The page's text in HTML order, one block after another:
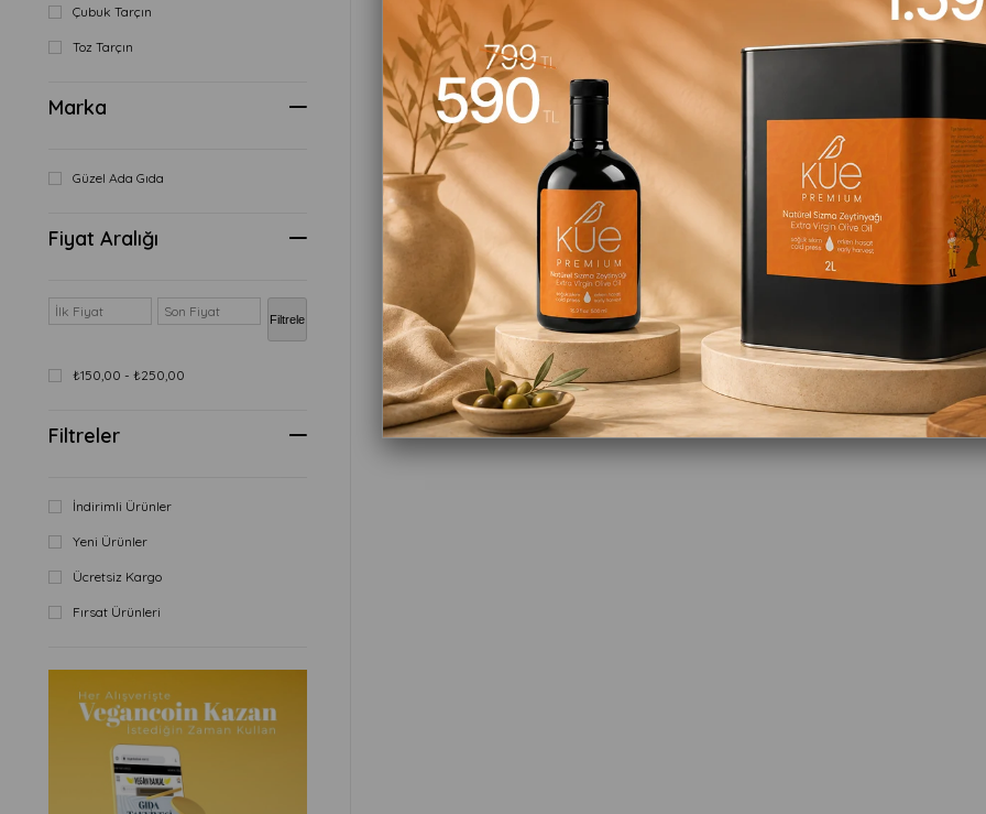
Çubuk Tarçın
Toz Tarçın
Marka
Güzel Ada Gıda
Fiyat Aralığı
Filtrele
₺150,00 - ₺250,00
Filtreler
İndirimli Ürünler
Yeni Ürünler
Ücretsiz Kargo
Fırsat Ürünleri
Organik Seylon Toz Tarçın 40gr
₺229,90
Sepete Ekle
₺229,90
Sepete Ekle